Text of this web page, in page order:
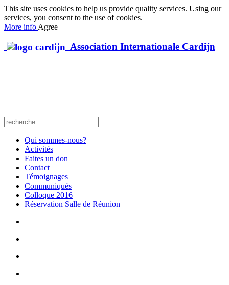
This site uses cookies to help us provide quality services. Using our
services, you consent to the use of cookies.
More info Agree
Association Internationale Cardijn
Qui sommes-nous?
Activités
Faites un don
Contact
Témoignages
Communiqués
Colloque 2016
Réservation Salle de Réunion